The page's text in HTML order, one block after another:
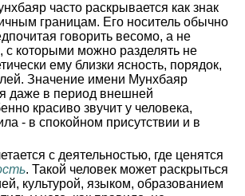
часто раскрывается как знак
границам. Его носитель обычно
говорить весомо, а не
с которыми можно разделять не
ему близки ясность, порядок,
Значение имени Мунхбаяр
даже в период внешней
красиво звучит у человека,
- в спокойном присутствии и в
с деятельностью, где ценятся
. Такой человек может раскрыться
культурой, языком, образованием